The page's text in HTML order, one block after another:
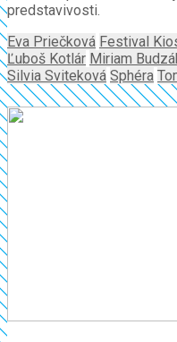
predstavivosti.
Eva Priečková Festival
Ľuboš Kotlár Miriam
Silvia Sviteková Sphéra